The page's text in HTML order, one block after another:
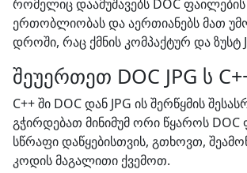
რომელიც დაამუშავებს DOC ფაილების
ერთობლიობას და აერთიანებს მათ
დროში, რაც ქმნის კომპაქტურ და ზუსტ
შეუერთეთ DOC JPG ს
C++ ში DOC დან JPG ის შერწყმის
გჭირდებათ მინიმუმ ორი წყაროს
სწრაფი დაწყებისთვის, გთხოვთ,
კოდის მაგალითი ქვემოთ.